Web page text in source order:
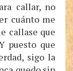
callar, no
cuánto me
callase que
puesto que
sigo la